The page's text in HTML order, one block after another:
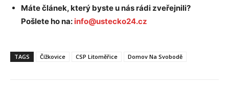
Máte článek, který byste u nás rádi zveřejnili?
Pošlete ho na: info@ustecko24.cz
TAGS Čížkovice CSP Litoměřice Domov Na Svobodě